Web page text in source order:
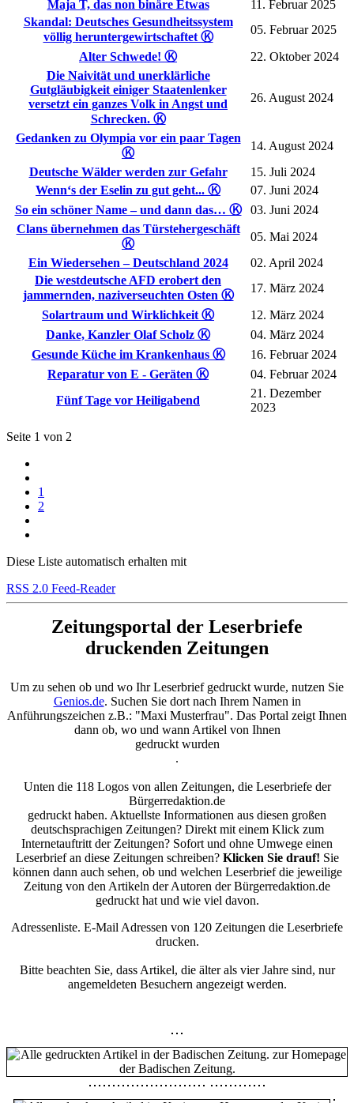
Maja T, das non binäre Etwas
11. Februar 2025
Skandal: Deutsches Gesundheitssystem
völlig heruntergewirtschaftet Ⓚ
05. Februar 2025
Alter Schwede! Ⓚ
22. Oktober 2024
Die Naivität und unerklärliche
Gutgläubigkeit einiger Staatenlenker
versetzt ein ganzes Volk in Angst und
Schrecken. Ⓚ
26. August 2024
Gedanken zu Olympia vor ein paar Tagen
Ⓚ
14. August 2024
Deutsche Wälder werden zur Gefahr
15. Juli 2024
Wenn‘s der Eselin zu gut geht... Ⓚ
07. Juni 2024
So ein schöner Name – und dann das… Ⓚ
03. Juni 2024
Clans übernehmen das Türstehergeschäft
Ⓚ
05. Mai 2024
Ein Wiedersehen – Deutschland 2024
02. April 2024
Die westdeutsche AFD erobert den
jammernden, naziverseuchten Osten Ⓚ
17. März 2024
Solartraum und Wirklichkeit Ⓚ
12. März 2024
Danke, Kanzler Olaf Scholz Ⓚ
04. März 2024
Gesunde Küche im Krankenhaus Ⓚ
16. Februar 2024
Reparatur von E - Geräten Ⓚ
04. Februar 2024
Fünf Tage vor Heiligabend
21. Dezember
2023
Seite 1 von 2
1
2
Diese Liste automatisch erhalten mit
RSS 2.0 Feed-Reader
Zeitungsportal der Leserbriefe
druckenden Zeitungen
Um zu sehen ob und wo Ihr Leserbrief gedruckt wurde, nutzen Sie
Genios.de. Suchen Sie dort nach Ihrem Namen in
Anführungszeichen z.B.: "Maxi Musterfrau". Das Portal zeigt Ihnen
dann ob, wo und wann Artikel von Ihnen
gedruckt wurden
.
Unten die 118 Logos von allen Zeitungen, die Leserbriefe der
Bürgerredaktion.de
gedruckt haben. Aktuellste Informationen aus diesen großen
deutschsprachigen Zeitungen? Direkt mit einem Klick zum
Internetauftritt der Zeitungen? Sofort und ohne Umwege einen
Leserbrief an diese Zeitungen schreiben? Klicken Sie drauf! Sie
können dann auch sehen, ob und welchen Leserbrief die jeweilige
Zeitung von den Artikeln der Autoren der Bürgerredaktion.de
gedruckt hat und wie viel davon.
Adressenliste. E-Mail Adressen von 120 Zeitungen die Leserbriefe
drucken.
Bitte beachten Sie, dass Artikel, die älter als vier Jahre sind, nur
angemeldeten Besuchern angezeigt werden.